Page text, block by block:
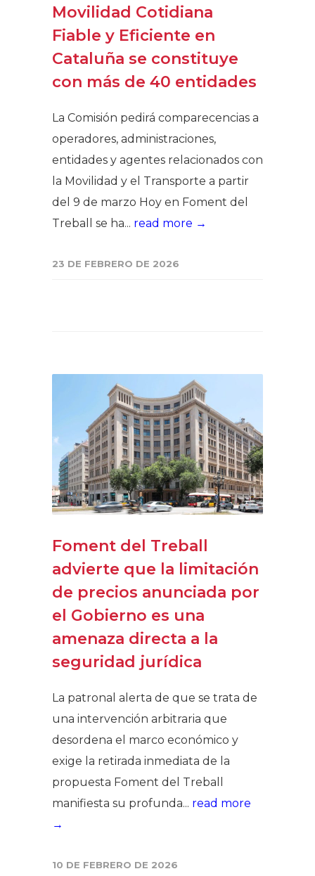
Movilidad Cotidiana
Fiable y Eficiente en
Cataluña se constituye
con más de 40 entidades
La Comisión pedirá comparecencias a
operadores, administraciones,
entidades y agentes relacionados con
la Movilidad y el Transporte a partir
del 9 de marzo Hoy en Foment del
Treball se ha... read more →
23 DE FEBRERO DE 2026
Foment del Treball
advierte que la limitación
de precios anunciada por
el Gobierno es una
amenaza directa a la
seguridad jurídica
La patronal alerta de que se trata de
una intervención arbitraria que
desordena el marco económico y
exige la retirada inmediata de la
propuesta Foment del Treball
manifiesta su profunda... read more
→
10 DE FEBRERO DE 2026